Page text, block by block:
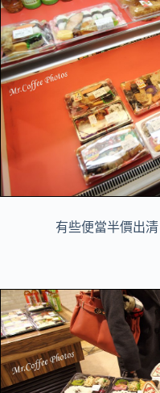
有些便當半價出